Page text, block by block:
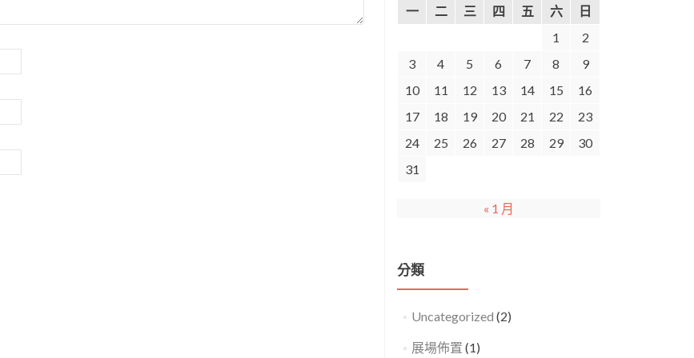
一 二 三 四 五 六
日
1
2
3
4 5 6 7 8
9
10
11 12 13 14 15
16
17
18 19 20 21 22
23
24
25 26 27 28 29
30
31
« 1 月
分類
Uncategorized (2)
展場佈置 (1)